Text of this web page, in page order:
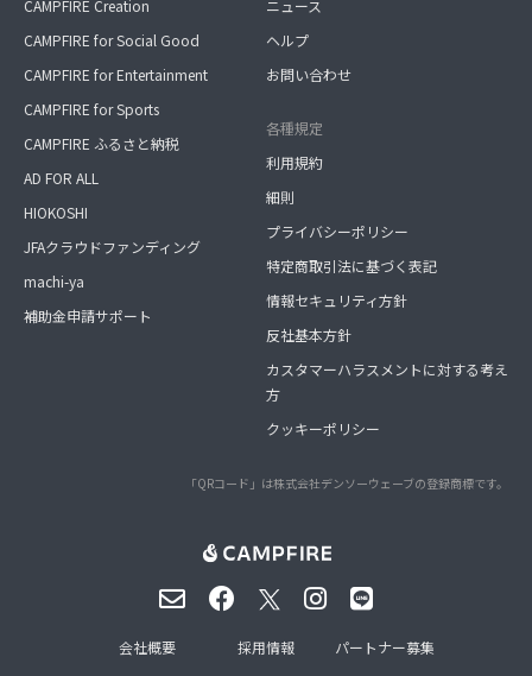
CAMPFIRE Creation
CAMPFIRE for Social Good
CAMPFIRE for Entertainment
CAMPFIRE for Sports
CAMPFIRE ふるさと納税
AD FOR ALL
HIOKOSHI
JFAクラウドファンディング
machi-ya
補助金申請サポート
ニュース
ヘルプ
お問い合わせ
各種規定
利用規約
細則
プライバシーポリシー
特定商取引法に基づく表記
情報セキュリティ方針
反社基本方針
カスタマーハラスメントに対する考え
方
クッキーポリシー
「QRコード」は株式会社デンソーウェーブの登録商標です。
会社概要 採用情報 パートナー募集